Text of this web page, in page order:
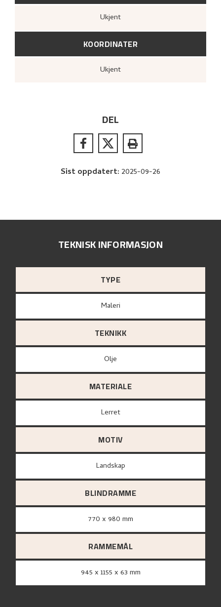
Ukjent
KOORDINATER
Ukjent
DEL
Sist oppdatert: 2025-09-26
TEKNISK INFORMASJON
TYPE
Maleri
TEKNIKK
Olje
MATERIALE
lerret
MOTIV
Landskap
BLINDRAMME
770 x 980 mm
RAMMEMÅL
945 x 1155 x 63 mm